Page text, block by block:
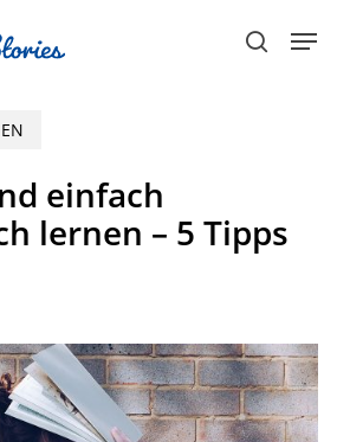
search
Menu
einfach
lernen – 5 Tipps